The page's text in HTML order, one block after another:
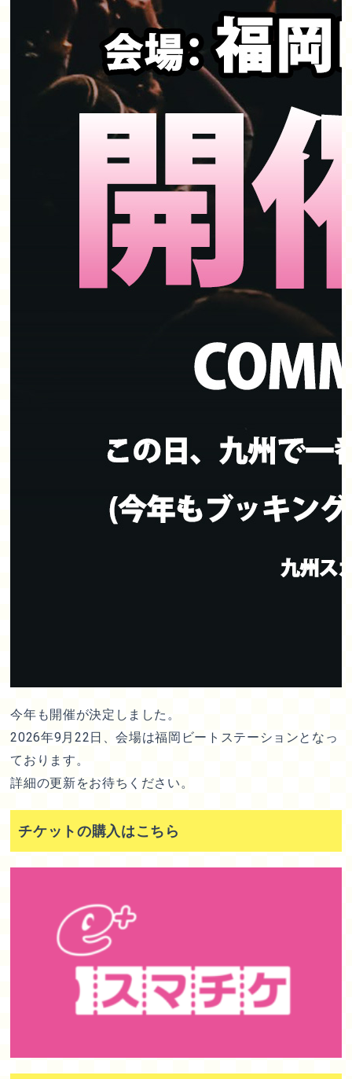
今年も開催が決定しました。
2026年9月22日、会場は福岡ビートステーションとなっ
ております。
詳細の更新をお待ちください。
チケットの購入はこちら